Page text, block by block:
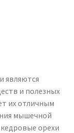
являются
и полезных
их отличным
мышечной
орехи